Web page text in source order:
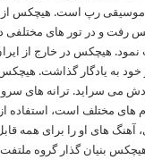
موسیقی رپ است. هیچکس از
به انگلیس رفت و در تور های
هیچکس در خارج از
خود به یادگار گذاشت.
می‌ سراید. ترانه‌ های
های مختلف است، استفاده
آهنگ های او را برای همه
بنیان‌ گذار گروه